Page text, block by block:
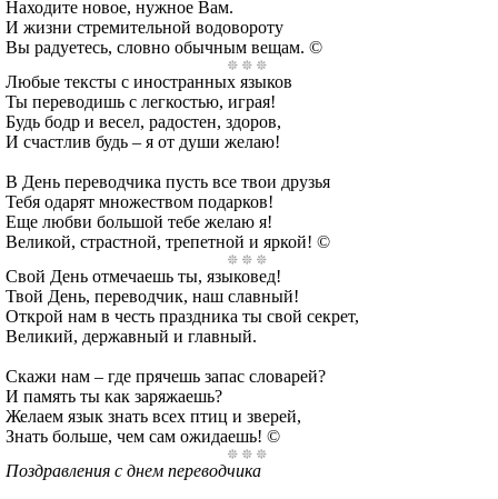
Находите новое, нужное Вам.
И жизни стремительной водовороту
Вы радуетесь, словно обычным вещам. ©
Любые тексты с иностранных языков
Ты переводишь с легкостью, играя!
Будь бодр и весел, радостен, здоров,
И счастлив будь – я от души желаю!
В День переводчика пусть все твои друзья
Тебя одарят множеством подарков!
Еще любви большой тебе желаю я!
Великой, страстной, трепетной и яркой! ©
Свой День отмечаешь ты, языковед!
Твой День, переводчик, наш славный!
Открой нам в честь праздника ты свой секрет,
Великий, державный и главный.
Скажи нам – где прячешь запас словарей?
И память ты как заряжаешь?
Желаем язык знать всех птиц и зверей,
Знать больше, чем сам ожидаешь! ©
Поздравления с днем переводчика